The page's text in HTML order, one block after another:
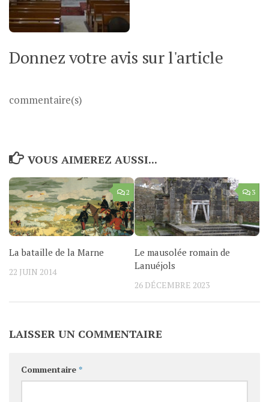
Donnez votre avis sur l'article
commentaire(s)
VOUS AIMEREZ AUSSI...
2
La bataille de la Marne
22 JUIN 2014
3
Le mausolée romain de
Lanuéjols
26 DÉCEMBRE 2023
LAISSER UN COMMENTAIRE
Commentaire *